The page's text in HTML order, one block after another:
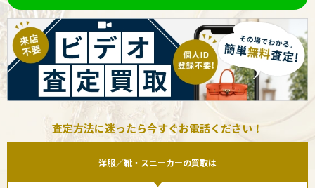
査定方法に迷ったら今すぐお電話ください！
洋服／靴・スニーカーの買取は